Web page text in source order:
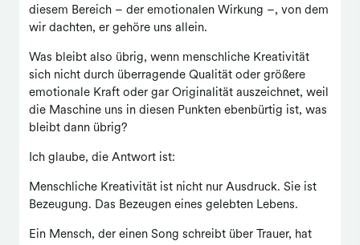
diesem Bereich – der emotionalen Wirkung –, von dem
wir dachten, er gehöre uns allein.
Was bleibt also übrig, wenn menschliche Kreativität
sich nicht durch überragende Qualität oder größere
emotionale Kraft oder gar Originalität auszeichnet, weil
die Maschine uns in diesen Punkten ebenbürtig ist, was
bleibt dann übrig?
Ich glaube, die Antwort ist:
Menschliche Kreativität ist nicht nur Ausdruck. Sie ist
Bezeugung. Das Bezeugen eines gelebten Lebens.
Ein Mensch, der einen Song schreibt über Trauer, hat